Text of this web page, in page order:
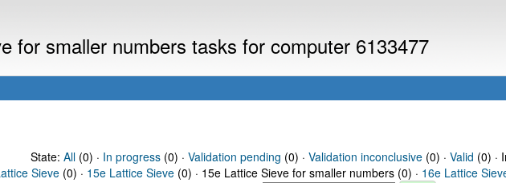
for smaller numbers tasks for computer 6133477
State: All(0) · In progress(0) · Validation pending (0) · Validation inconclusive(0) · Valid (0) ·
Sieve (0) · 15e Lattice Sieve (0) · 15e Lattice Sieve for smaller numbers (0) · 16e Lattice